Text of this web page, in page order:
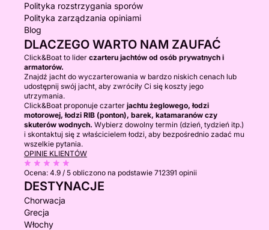
Polityka rozstrzygania sporów
Polityka zarządzania opiniami
Blog
DLACZEGO WARTO NAM ZAUFAĆ
Click&Boat to lider czarteru jachtów od osób prywatnych i
armatorów.
Znajdź jacht do wyczarterowania w bardzo niskich cenach lub
udostępnij swój jacht, aby zwróciły Ci się koszty jego
utrzymania.
Click&Boat proponuje czarter jachtu żeglowego, łodzi
motorowej, łodzi RIB (ponton), barek, katamaranów czy
skuterów wodnych. Wybierz dowolny termin (dzień, tydzień itp.)
i skontaktuj się z właścicielem łodzi, aby bezpośrednio zadać mu
wszelkie pytania.
OPINIE KLIENTÓW
Ocena: 4.9 / 5 obliczono na podstawie 712391 opinii
DESTYNACJE
Chorwacja
Grecja
Włochy